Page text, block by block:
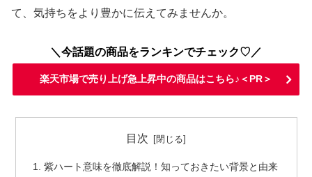
て、気持ちをより豊かに伝えてみませんか。
＼今話題の商品をランキンでチェック♡／
楽天市場で売り上げ急上昇中の商品はこちら♪＜PR＞
目次
紫ハート意味を徹底解説！知っておきたい背景と由来